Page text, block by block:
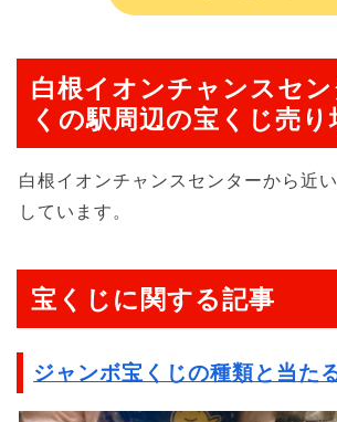
白根イオンチャンスセ
くの駅周辺の宝くじ売り
白根イオンチャンスセンターから近
しています。
宝くじに関する記事
ジャンボ宝くじの種類と当た